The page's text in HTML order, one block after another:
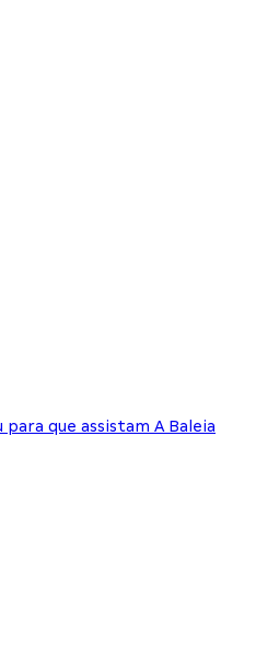
que assistam A Baleia